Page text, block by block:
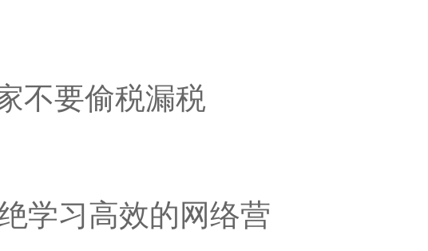
不要偷税漏税
学习高效的网络营